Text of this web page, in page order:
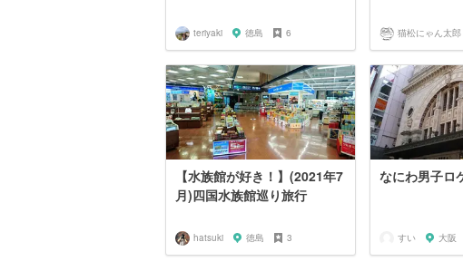
teriyaki 徳島 6 猫松にゃん太郎
【水族館が好き！】(2021年7
月)四国水族館巡り旅行
hatsuki 徳島 3
なにわ男子ロ
すい 大阪